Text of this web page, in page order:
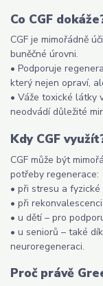
Co CGF
CGF je mimořádně
buněčné úrovni.
• Podporuje
který nejen opraví,
• Váže toxické látky
neodvádí důležité
Kdy CGF
CGF může být
potřeby regenerace:
• při stresu a fyzické
• při
• u dětí – pro
• u seniorů – také
neuroregeneraci.
Proč právě